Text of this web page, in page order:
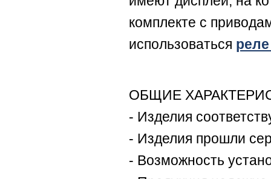
комплекте с
использоваться
ОБЩИЕ
- Изделия
- Изделия прошли
- Возможность